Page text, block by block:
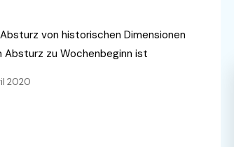
von historischen Dimensionen
Absturz zu Wochenbeginn ist
2020